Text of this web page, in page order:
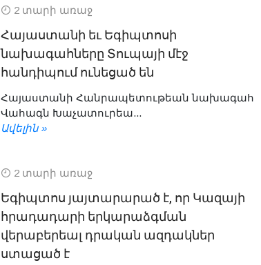
2 տարի առաջ
Հայաստանի եւ Եգիպտոսի
նախագահները Տուպայի մէջ
հանդիպում ունեցած են
Հայաստանի Հանրապետութեան նախագահ
Վահագն Խաչատուրեա...
Ավելին »
2 տարի առաջ
Եգիպտոս յայտարարած է, որ Կազայի
հրադադարի երկարաձգման
վերաբերեալ դրական ազդակներ
ստացած է